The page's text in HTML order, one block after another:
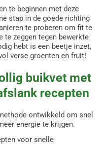
te beginnen met deze
stap in de goede richting
te proberen om fit te
te zeggen tegen bewerkte
hebt is een beetje inzet,
verse groenten en fruit!
buikvet met
recepten
ontwikkeld om snel
energie te krijgen.
voor snelle